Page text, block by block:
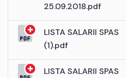
25.09.2018.pdf
LISTA SALARII SPAS
(1).pdf
LISTA SALARII SPAS